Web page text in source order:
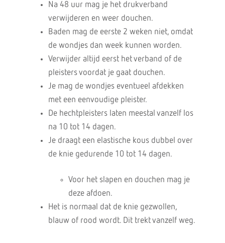
Na 48 uur mag je het drukverband
verwijderen en weer douchen.
Baden mag de eerste 2 weken niet, omdat
de wondjes dan week kunnen worden.
Verwijder altijd eerst het verband of de
pleisters voordat je gaat douchen.
Je mag de wondjes eventueel afdekken
met een eenvoudige pleister.
De hechtpleisters laten meestal vanzelf los
na 10 tot 14 dagen.
Je draagt een elastische kous dubbel over
de knie gedurende 10 tot 14 dagen.
Voor het slapen en douchen mag je
deze afdoen.
Het is normaal dat de knie gezwollen,
blauw of rood wordt. Dit trekt vanzelf weg.